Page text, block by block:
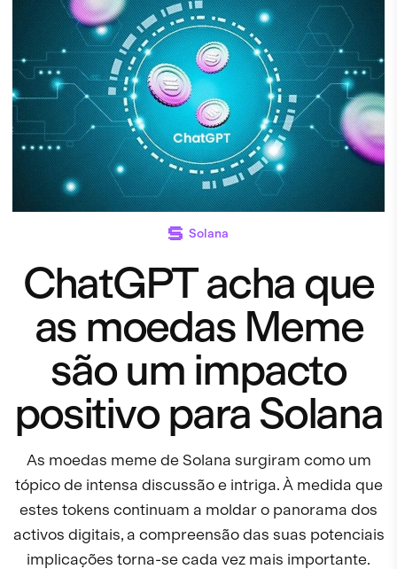
Solana
ChatGPT acha que
as moedas Meme
são um impacto
positivo para Solana
As moedas meme de Solana surgiram como um
tópico de intensa discussão e intriga. À medida que
estes tokens continuam a moldar o panorama dos
activos digitais, a compreensão das suas potenciais
implicações torna-se cada vez mais importante.